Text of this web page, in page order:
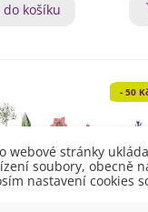
košíku
- 50
webové stránky
soubory, obecně
nastavení cookies